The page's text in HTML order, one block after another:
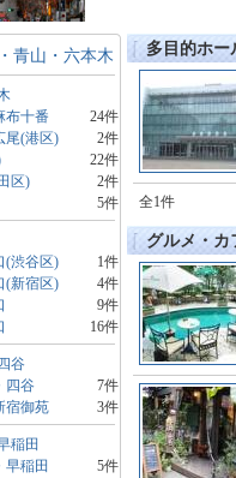
青山・六本木
布十番
24件
尾(港区)
2件
22件
区)
2件
5件
(渋谷区)
1件
(新宿区)
4件
9件
16件
谷
四谷
7件
宿御苑
3件
稲田
早稲田
5件
多目的ホー
全1件
グルメ・カ